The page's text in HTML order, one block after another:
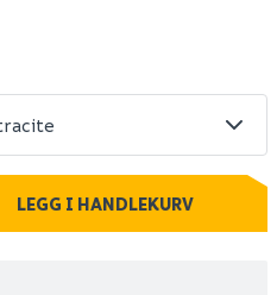
LEGG I HANDLEKURV